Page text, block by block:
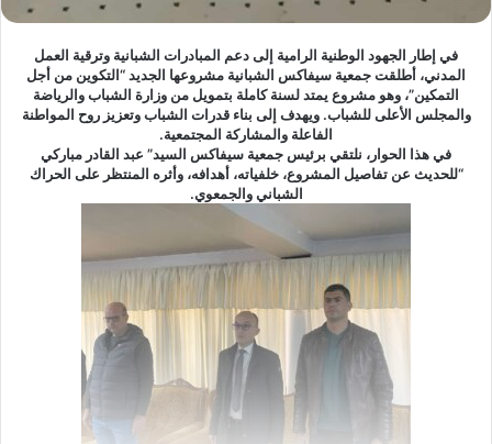
في إطار الجهود الوطنية الرامية إلى دعم المبادرات الشبانية وترقية العمل
المدني، أطلقت جمعية سيفاكس الشبانية مشروعها الجديد “التكوين من أجل
التمكين”، وهو مشروع يمتد لسنة كاملة بتمويل من وزارة الشباب والرياضة
والمجلس الأعلى للشباب. ويهدف إلى بناء قدرات الشباب وتعزيز روح المواطنة
الفاعلة والمشاركة المجتمعية.
في هذا الحوار، نلتقي برئيس جمعية سيفاكس السيد” عبد القادر مباركي
“للحديث عن تفاصيل المشروع، خلفياته، أهدافه، وأثره المنتظر على الحراك
الشباني والجمعوي.